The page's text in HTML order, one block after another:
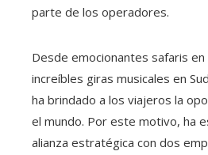
parte de los operadores.
Desde emocionantes safaris en
increíbles giras musicales en
ha brindado a los viajeros la
el mundo. Por este motivo, ha
alianza estratégica con dos